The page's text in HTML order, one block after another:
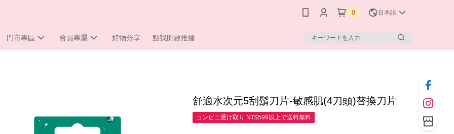
0 日本語
門市專區 會員專屬 好物分享 點我開啟推播
舒適水次元5刮鬍刀片-敏感肌(4刀頭)替換刀片
コンビニ受け取り NT$599以上で送料無料